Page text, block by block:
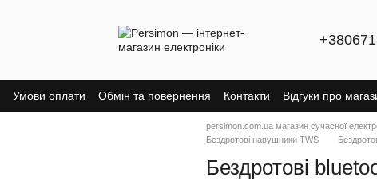
Умови оплати Обмін та повернення Контакти Відгуки про
persimon.com.ua магазин сучасної
Бездротові навушники TWS
Бездротові